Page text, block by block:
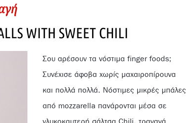
WITH SWEET CHILI
Σου αρέσουν τα νόστιμα finger foods;
Συνέχισε άφοβα χωρίς μαχαιροπίρουνα
και πολλά πολλά. Νόστιμες μικρές μπάλες
από mozzarella πανάρονται μέσα σε